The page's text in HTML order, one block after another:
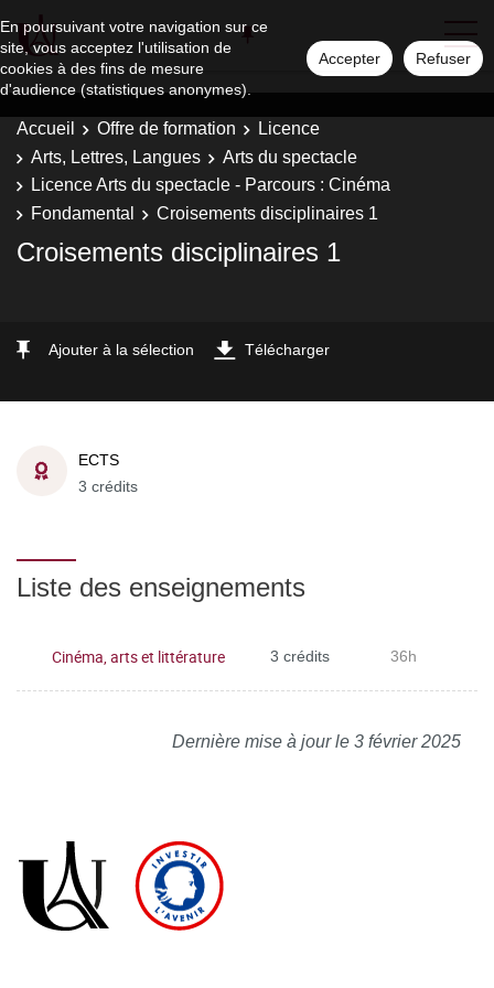
En poursuivant votre navigation sur ce
site, vous acceptez l'utilisation de
cookies à des fins de mesure
d'audience (statistiques anonymes).
Accepter Refuser
Accueil Offre de formation
Licence
Arts, Lettres, Langues
Arts du spectacle
Licence Arts du spectacle - Parcours : Cinéma
Fondamental
Croisements disciplinaires 1
Croisements disciplinaires 1
Ajouter à la sélection Télécharger
ECTS
3 crédits
Liste des enseignements
Cinéma, arts et littérature 3 crédits 36h
Dernière mise à jour le 3 février 2025